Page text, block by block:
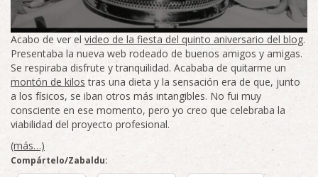
Acabo de ver el video de la fiesta del quinto aniversario del blog.
Presentaba la nueva web rodeado de buenos amigos y amigas.
Se respiraba disfrute y tranquilidad. Acababa de quitarme un
montón de kilos tras una dieta y la sensación era de que, junto
a los físicos, se iban otros más intangibles. No fui muy
consciente en ese momento, pero yo creo que celebraba la
viabilidad del proyecto profesional.
(más…)
Compártelo/Zabaldu: